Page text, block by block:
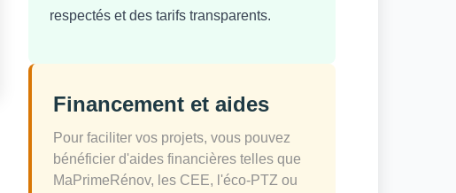
respectés et des tarifs transparents.
Financement et aides
Pour faciliter vos projets, vous pouvez
bénéficier d'aides financières telles que
MaPrimeRénov, les CEE, l'éco-PTZ ou